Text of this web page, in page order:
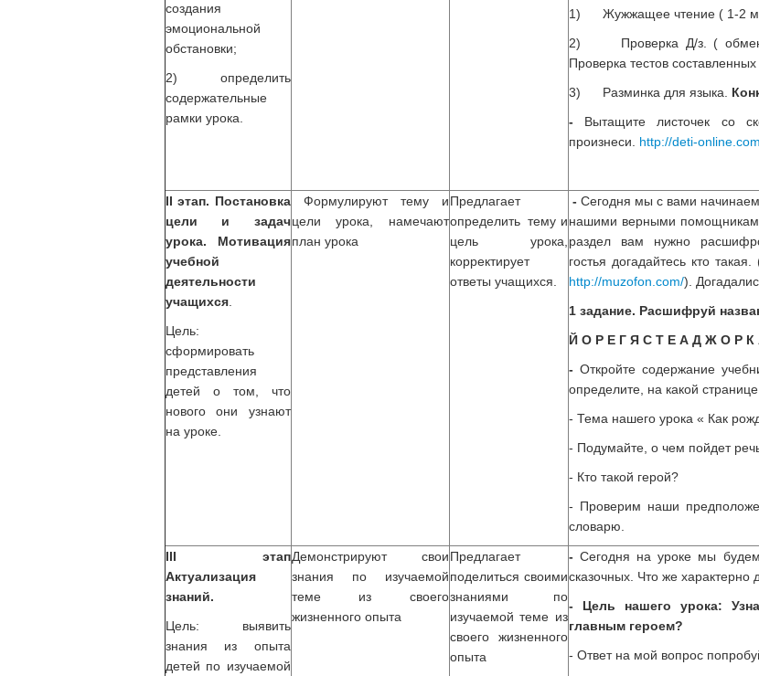
создания
эмоциональной
обстановки;
2) определить
содержательные
рамки урока.
1) Жужжащее чтение ( 1-2
2) Проверка Д/з. ( обмен
Проверка тестов
3) Разминка для языка.
- Вытащите листочек со
произнеси. http://deti-
II этап. Постановка
цели и задач
урока. Мотивация
учебной
деятельности
учащихся.
Цель:
сформировать
представления
детей о том, что
нового они узнают
на уроке.
Формулируют тему и
цели урока, намечают
план урока
Предлагает
определить тему и
цель урока,
корректирует
ответы учащихся.
- Сегодня мы с вами
нашими верными
раздел вам нужно
гостья догадайтесь кто
http://muzofon.com/).
1 задание. Расшифруй
Й О Р Е Г Я С Т Е А Д Ж О Р К
- Откройте содержание
определите, на какой странице
- Тема нашего урока « Как
- Подумайте, о чем пойдет
- Кто такой герой?
- Проверим наши
словарю.
III этап
Актуализация
знаний.
Цель: выявить
знания из опыта
детей по изучаемой
Демонстрируют свои
знания по изучаемой
теме из своего
жизненного опыта
Предлагает
поделиться своими
знаниями по
изучаемой теме из
своего жизненного
опыта
- Сегодня на уроке мы
сказочных. Что же характерно
- Цель нашего урока:
главным героем?
- Ответ на мой вопрос